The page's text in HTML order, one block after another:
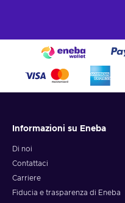
Informazioni su Eneba
Di noi
Contattaci
Carriere
Fiducia e trasparenza di Eneba